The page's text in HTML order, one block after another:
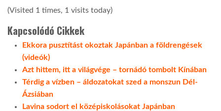
(Visited 1 times, 1 visits today)
Kapcsolódó Cikkek
Ekkora pusztítást okoztak Japánban a földrengések
(videók)
Azt hittem, itt a világvége – tornádó tombolt Kínában
Térdig a vízben – áldozatokat szed a monszun Dél-
Ázsiában
Lavina sodort el középiskolásokat Japánban